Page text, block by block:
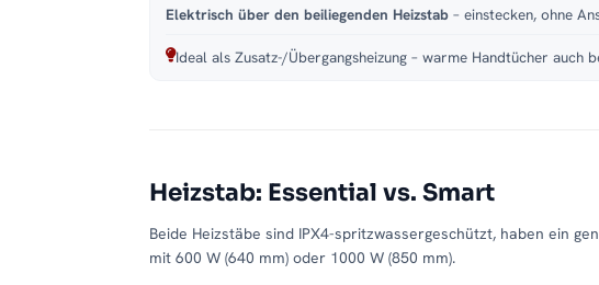
Elektrisch über den beiliegenden Heizstab – einstecken, ohne
Ideal als Zusatz-/Übergangsheizung – warme Handtücher auch
Heizstab: Essential vs. Smart
Beide Heizstäbe sind IPX4-spritzwassergeschützt, haben ein
mit 600 W (640 mm) oder 1000 W (850 mm).